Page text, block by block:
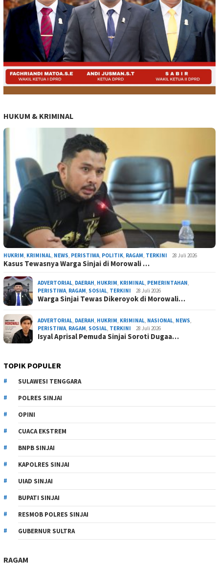
HUKUM & KRIMINAL
HUKRIM, KRIMINAL, NEWS, PERISTIWA, POLITIK, RAGAM, TERKINI 28 Juli 2026
Kasus Tewasnya Warga Sinjai di Morowali …
ADVERTORIAL, DAERAH, HUKRIM, KRIMINAL, PEMERINTAHAN,
PERISTIWA, RAGAM, SOSIAL, TERKINI 28 Juli 2026
Warga Sinjai Tewas Dikeroyok di Morowali…
ADVERTORIAL, DAERAH, HUKRIM, KRIMINAL, NASIONAL, NEWS,
PERISTIWA, RAGAM, SOSIAL, TERKINI 28 Juli 2026
Isyal Aprisal Pemuda Sinjai Soroti Dugaa…
TOPIK POPULER
SULAWESI TENGGARA
POLRES SINJAI
OPINI
CUACA EKSTREM
BNPB SINJAI
KAPOLRES SINJAI
UIAD SINJAI
BUPATI SINJAI
RESMOB POLRES SINJAI
GUBERNUR SULTRA
RAGAM